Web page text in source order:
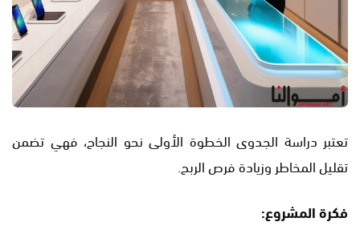
تعتبر دراسة الجدوى الخطوة الأولى نحو النجاح، فهي تضمن
تقليل المخاطر وزيادة فرص الربح.
فكرة المشروع: